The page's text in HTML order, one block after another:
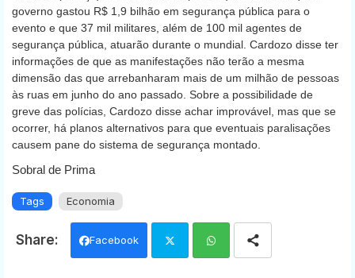
governo gastou R$ 1,9 bilhão em segurança pública para o
evento e que 37 mil militares, além de 100 mil agentes de
segurança pública, atuarão durante o mundial. Cardozo disse ter
informações de que as manifestações não terão a mesma
dimensão das que arrebanharam mais de um milhão de pessoas
às ruas em junho do ano passado. Sobre a possibilidade de
greve das polícias, Cardozo disse achar improvável, mas que se
ocorrer, há planos alternativos para que eventuais paralisações
causem pane do sistema de segurança montado.
Sobral de Prima
Tags Economia
Facebook